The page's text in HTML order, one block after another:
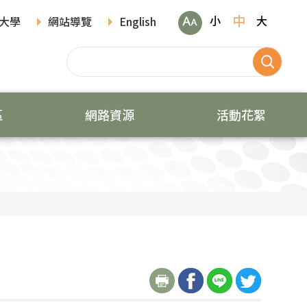
學 網站導覽 English 小 中 大
網路資源 活動花絮